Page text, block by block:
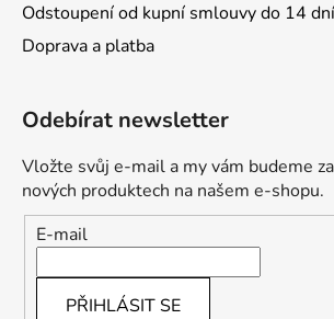
Odstoupení od kupní smlouvy do 14 dní
Doprava a platba
Odebírat newsletter
Vložte svůj e-mail a my vám budeme
nových produktech na našem e-shopu.
E-mail
PŘIHLÁSIT SE